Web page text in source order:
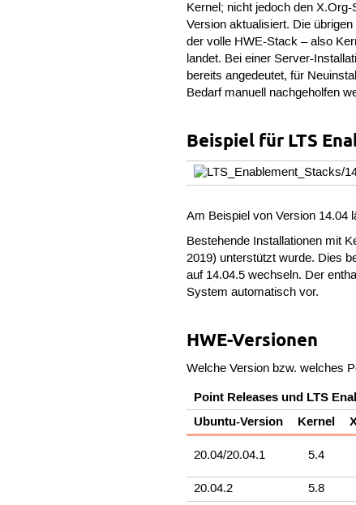
Kernel; nicht jedoch den
Version aktualisiert. Die
der volle HWE-Stack – also
landet. Bei einer Server-
bereits angedeutet, für
Bedarf manuell nachgeholfen
Beispiel für LTS
Am Beispiel von Version 14.04
Bestehende Installationen mit
2019) unterstützt wurde. Dies
auf 14.04.5 wechseln. Der
System automatisch vor.
HWE-Versionen
Welche Version bzw. welches
Point Releases und LTS
Ubuntu-Version
Kernel
20.04/20.04.1 5.4
20.04.2 5.8